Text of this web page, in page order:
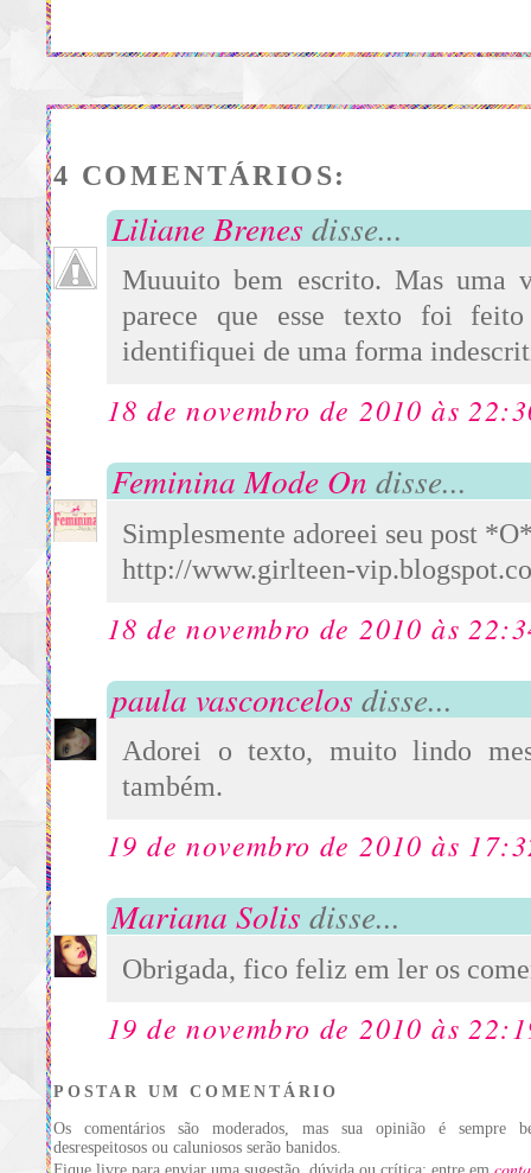
4 COMENTÁRIOS:
Liliane Brenes disse...
Muuuito bem escrito. Mas uma
parece que esse texto foi
identifiquei de uma forma
18 de novembro de 2010 às
Feminina Mode On disse...
Simplesmente adoreei seu post
http://www.girlteen-
18 de novembro de 2010 às
paula vasconcelos disse...
Adorei o texto, muito lindo
também.
19 de novembro de 2010 às
Mariana Solis disse...
Obrigada, fico feliz em ler os
19 de novembro de 2010 às
POSTAR UM COMENTÁRIO
Os comentários são moderados, mas sua opinião é sempre
desrespeitosos ou caluniosos serão banidos.